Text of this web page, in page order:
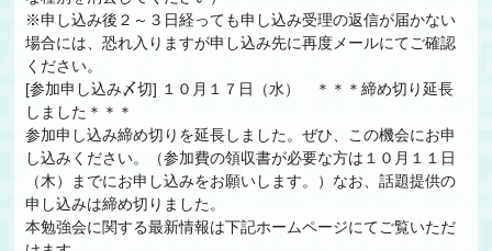
※申し込み後２～３日経っても申し込み受理の返信が届かない
場合には、恐れ入りますが申し込み先に再度メールにてご確認
ください。
[参加申し込み〆切] １０月１７日（水） ＊＊＊締め切り延長
しました＊＊＊
参加申し込み締め切りを延長しました。ぜひ、この機会にお申
し込みください。（参加費の領収書が必要な方は１０月１１日
（木）までにお申し込みをお願いします。）なお、話題提供の
申し込みは締め切りました。
本勉強会に関する最新情報は下記ホームページにてご覧いただ